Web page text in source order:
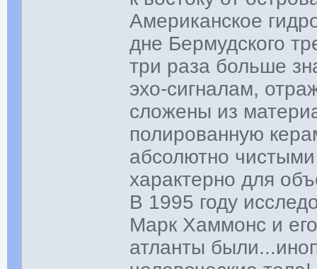
Американское
дне Бермудского
три раза больше
эхо-сигналам,
сложены из
полированную
абсолютно
характерно для
В 1995 году
Марк Хаммонс и
атланты